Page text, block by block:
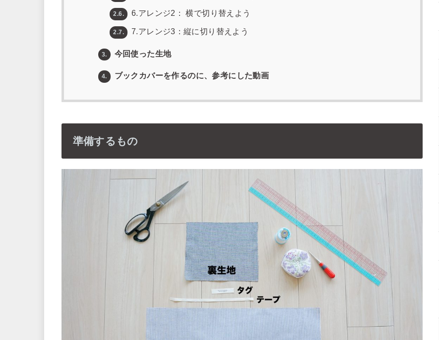
2.6. 6.アレンジ2： 横で切り替えよう
2.7. 7.アレンジ3：縦に切り替えよう
3. 今回使った生地
4. ブックカバーを作るのに、参考にした動画
準備するもの